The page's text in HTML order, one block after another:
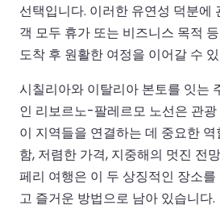
선택입니다. 이러한 유연성 덕분에
객 모두 휴가 또는 비즈니스 목적
도착 후 원활한 여정을 이어갈 수
시칠리아와 이탈리아 본토를 잇는
인 리보르노-팔레르모 노선은 관광
이 지역들을 연결하는 데 중요한
함, 저렴한 가격, 지중해의 멋진 전
페리 여행은 이 두 상징적인 장소
고 즐거운 방법으로 남아 있습니다.